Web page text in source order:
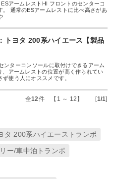
アームレストHI フロントのセンターコ
通常のESアームレストに比べ高さがあ
トヨタ 200系ハイエース【製品
ンターコンソールに取付けできるアーム
アームレストの位置が高く作られてい
使う人にオススメです。
全12件 【1 ～ 12】 [1/1]
タ 200系ハイエーストランポ
ー/車中泊トランポ